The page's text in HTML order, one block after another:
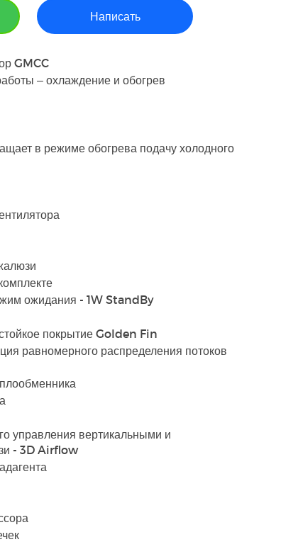
Написать
GMCC
– охлаждение и обогрев
в режиме обогрева подачу холодного
ожидания - 1W StandBy
покрытие Golden Fin
равномерного распределения потоков
управления вертикальными и
- 3D Airflow